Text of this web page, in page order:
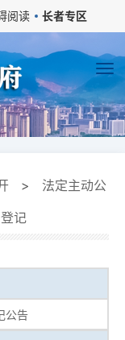
阅读 长者专区
>
法定主动公
记
公告